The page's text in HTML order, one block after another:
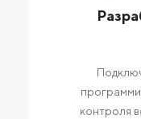
контроля